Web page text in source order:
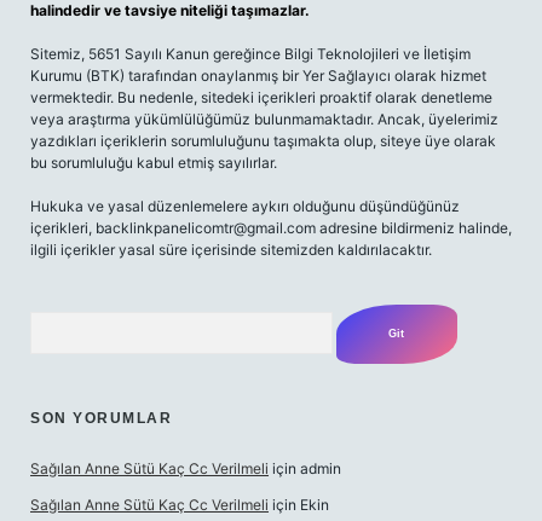
halindedir ve tavsiye niteliği taşımazlar.
Sitemiz, 5651 Sayılı Kanun gereğince Bilgi Teknolojileri ve İletişim
Kurumu (BTK) tarafından onaylanmış bir Yer Sağlayıcı olarak hizmet
vermektedir. Bu nedenle, sitedeki içerikleri proaktif olarak denetleme
veya araştırma yükümlülüğümüz bulunmamaktadır. Ancak, üyelerimiz
yazdıkları içeriklerin sorumluluğunu taşımakta olup, siteye üye olarak
bu sorumluluğu kabul etmiş sayılırlar.
Hukuka ve yasal düzenlemelere aykırı olduğunu düşündüğünüz
içerikleri, backlinkpanelicomtr@gmail.com adresine bildirmeniz halinde,
ilgili içerikler yasal süre içerisinde sitemizden kaldırılacaktır.
SON YORUMLAR
Sağılan Anne Sütü Kaç Cc Verilmeli için admin
Sağılan Anne Sütü Kaç Cc Verilmeli için Ekin